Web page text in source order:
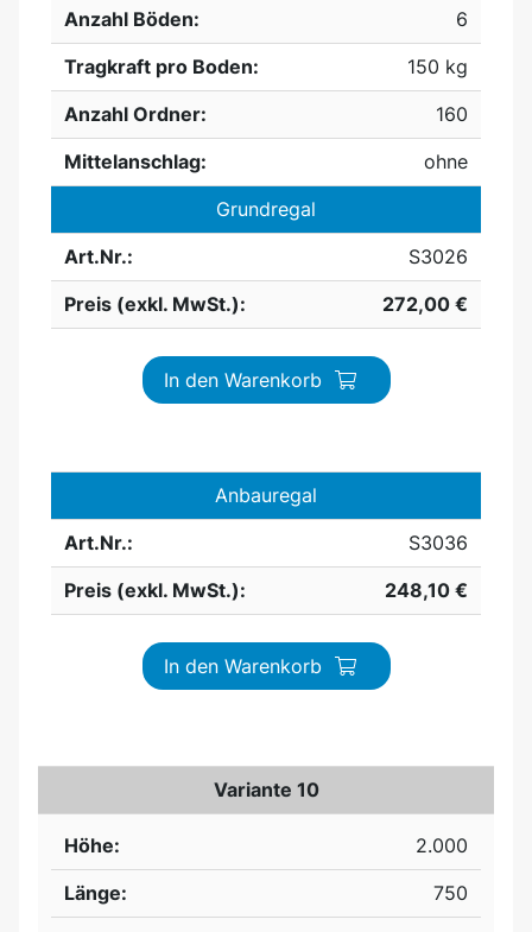
Anzahl Böden:
6
Tragkraft pro Boden:
150 kg
Anzahl Ordner:
160
Mittelanschlag:
ohne
Grundregal
Art.Nr.:
S3026
Preis (exkl. MwSt.):
272,00 €
In den Warenkorb
Anbauregal
Art.Nr.:
S3036
Preis (exkl. MwSt.):
248,10 €
In den Warenkorb
Variante 10
Höhe:
2.000
Länge:
750